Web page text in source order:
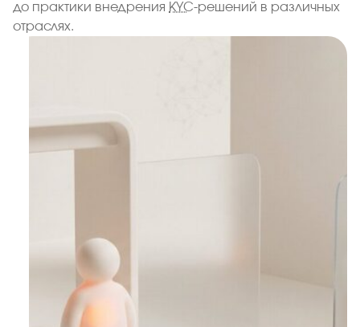
до практики внедрения KYC-решений в различных
отраслях.